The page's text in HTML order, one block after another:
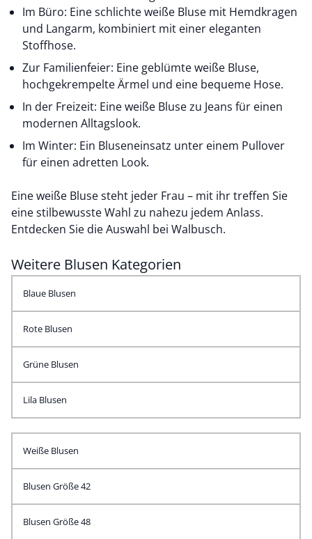
Im Büro: Eine schlichte weiße Bluse mit Hemdkragen
und Langarm, kombiniert mit einer eleganten
Stoffhose.
Zur Familienfeier: Eine geblümte weiße Bluse,
hochgekrempelte Ärmel und eine bequeme Hose.
In der Freizeit: Eine weiße Bluse zu Jeans für einen
modernen Alltagslook.
Im Winter: Ein Bluseneinsatz unter einem Pullover
für einen adretten Look.
Eine weiße Bluse steht jeder Frau – mit ihr treffen Sie
eine stilbewusste Wahl zu nahezu jedem Anlass.
Entdecken Sie die Auswahl bei Walbusch.
Weitere Blusen Kategorien
Blaue Blusen
Rote Blusen
Grüne Blusen
Lila Blusen
Weiße Blusen
Blusen Größe 42
Blusen Größe 48